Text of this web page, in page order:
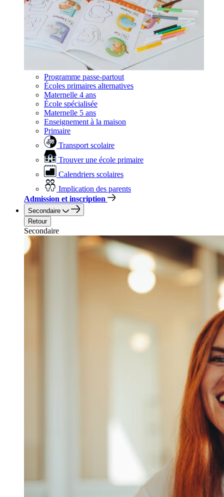
Programme passe-partout
Écoles primaires alternatives
Maternelle 4 ans
École spécialisée
Maternelle 5 ans
Enseignement à la maison
Primaire
Transport scolaire
Trouver une école primaire
Calendriers scolaires
Implication des parents
Admission et inscription
Secondaire
Retour
Secondaire